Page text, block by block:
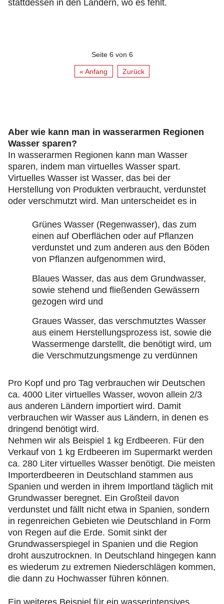
stattdessen in den Ländern, wo es fehlt.
Seite 6 von 6
« Anfang Zurück
Aber wie kann man in wasserarmen Regionen
Wasser sparen?
In wasserarmen Regionen kann man Wasser
sparen, indem man virtuelles Wasser spart.
Virtuelles Wasser ist Wasser, das bei der
Herstellung von Produkten verbraucht, verdunstet
oder verschmutzt wird. Man unterscheidet es in
Grünes Wasser (Regenwasser), das zum
einen auf Oberflächen oder auf Pflanzen
verdunstet und zum anderen aus den Böden
von Pflanzen aufgenommen wird,
Blaues Wasser, das aus dem Grundwasser,
sowie stehend und fließenden Gewässern
gezogen wird und
Graues Wasser, das verschmutztes Wasser
aus einem Herstellungsprozess ist, sowie die
Wassermenge darstellt, die benötigt wird, um
die Verschmutzungsmenge zu verdünnen
Pro Kopf und pro Tag verbrauchen wir Deutschen
ca. 4000 Liter virtuelles Wasser, wovon allein 2/3
aus anderen Ländern importiert wird. Damit
verbrauchen wir Wasser aus Ländern, in denen es
dringend benötigt wird.
Nehmen wir als Beispiel 1 kg Erdbeeren. Für den
Verkauf von 1 kg Erdbeeren im Supermarkt werden
ca. 280 Liter virtuelles Wasser benötigt. Die meisten
Importerdbeeren in Deutschland stammen aus
Spanien und werden in ihrem Importland täglich mit
Grundwasser beregnet. Ein Großteil davon
verdunstet und fällt nicht etwa in Spanien, sondern
in regenreichen Gebieten wie Deutschland in Form
von Regen auf die Erde. Somit sinkt der
Grundwasserspiegel in Spanien und die Region
droht auszutrocknen. In Deutschland hingegen kann
es wiederum zu extremen Niederschlägen kommen,
die dann zu Hochwasser führen können.
Ein weiteres Beispiel für ein wasserintensives